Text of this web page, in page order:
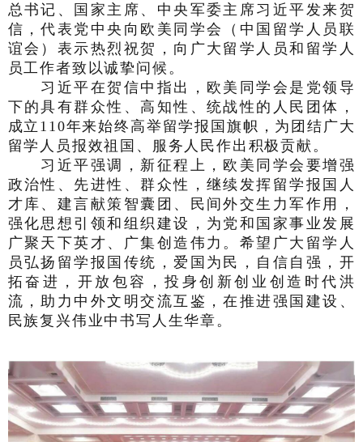
总书记、国家主席、中央军委主席习近平发来贺
信，代表党中央向欧美同学会（中国留学人员联
谊会）表示热烈祝贺，向广大留学人员和留学人
员工作者致以诚挚问候。
习近平在贺信中指出，欧美同学会是党领导
下的具有群众性、高知性、统战性的人民团体，
成立110年来始终高举留学报国旗帜，为团结广大
留学人员报效祖国、服务人民作出积极贡献。
习近平强调，新征程上，欧美同学会要增强
政治性、先进性、群众性，继续发挥留学报国人
才库、建言献策智囊团、民间外交生力军作用，
强化思想引领和组织建设，为党和国家事业发展
广聚天下英才、广集创造伟力。希望广大留学人
员弘扬留学报国传统，爱国为民，自信自强，开
拓奋进，开放包容，投身创新创业创造时代洪
流，助力中外文明交流互鉴，在推进强国建设、
民族复兴伟业中书写人生华章。